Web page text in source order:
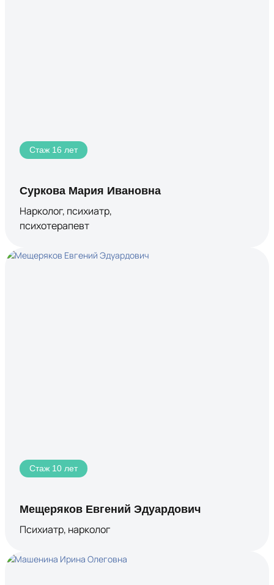
Стаж 16 лет
Суркова Мария Ивановна
Нарколог, психиатр,
психотерапевт
Стаж 10 лет
Мещеряков Евгений Эдуардович
Психиатр, нарколог